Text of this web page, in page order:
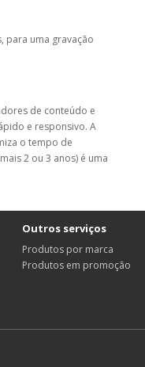
para uma gravação
de conteúdo e
e responsivo. A
o tempo de
2 ou 3 anos) é uma
Outros serviços
Produtos por marca
Produtos em promoção